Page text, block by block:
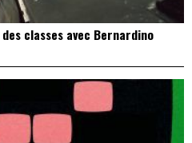
classes avec Bernardino